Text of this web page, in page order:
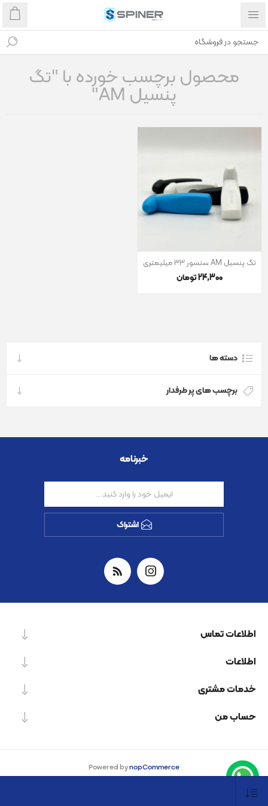
محصول برچسب خورده با "تگ
پنسیل AM"
تگ پنسیل AM سنسور 33 میلیمتری
24٬300 تومان
دسته ها
برچسب های پر طرفدار
خبرنامه
اشتراک
اطلاعات تماس
اطلاعات
خدمات مشتری
حساب من
Powered bynopCommerce
Designed byNop-Templates.com